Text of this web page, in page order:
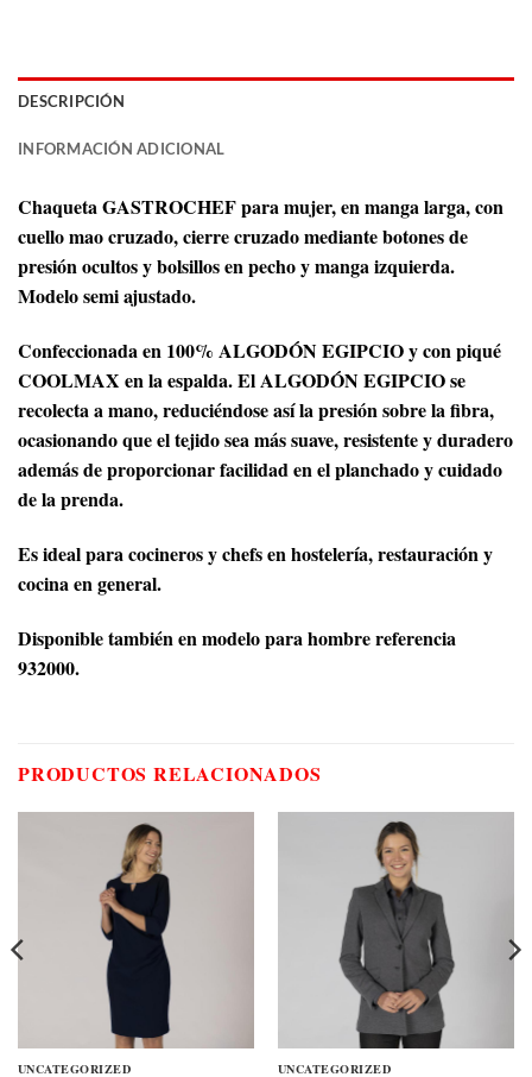
DESCRIPCIÓN
INFORMACIÓN ADICIONAL
Chaqueta GASTROCHEF para mujer, en manga larga, con
cuello mao cruzado, cierre cruzado mediante botones de
presión ocultos y bolsillos en pecho y manga izquierda.
Modelo semi ajustado.
Confeccionada en 100% ALGODÓN EGIPCIO y con piqué
COOLMAX en la espalda. El ALGODÓN EGIPCIO se
recolecta a mano, reduciéndose así la presión sobre la fibra,
ocasionando que el tejido sea más suave, resistente y duradero
además de proporcionar facilidad en el planchado y cuidado
de la prenda.
Es ideal para cocineros y chefs en hostelería, restauración y
cocina en general.
Disponible también en modelo para hombre referencia
932000.
PRODUCTOS RELACIONADOS
UNCATEGORIZED UNCATEGORIZED